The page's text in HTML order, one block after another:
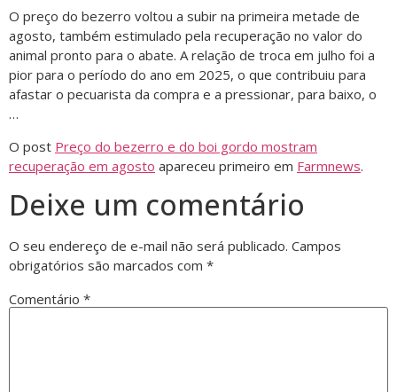
O preço do bezerro voltou a subir na primeira metade de
agosto, também estimulado pela recuperação no valor do
animal pronto para o abate. A relação de troca em julho foi a
pior para o período do ano em 2025, o que contribuiu para
afastar o pecuarista da compra e a pressionar, para baixo, o
…
O post Preço do bezerro e do boi gordo mostram
recuperação em agosto apareceu primeiro em Farmnews.
Deixe um comentário
O seu endereço de e-mail não será publicado. Campos
obrigatórios são marcados com *
Comentário *